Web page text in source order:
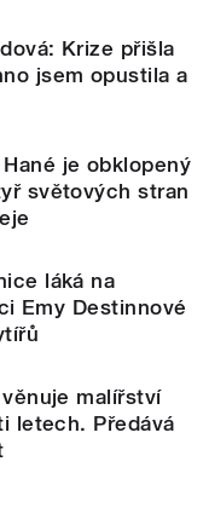
Krize přišla
jsem opustila a
je obklopený
světových stran
láká na
Emy Destinnové
malířství
letech. Předává